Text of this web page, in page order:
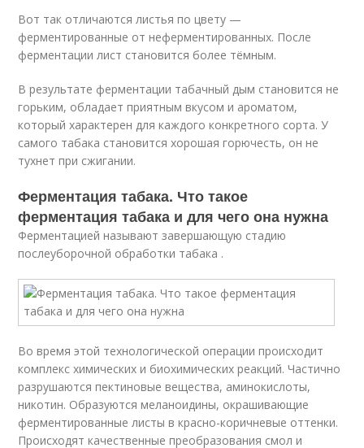
Вот так отличаются листья по цвету —
ферментированные от неферментированных. После
ферментации лист становится более тёмным.
В результате ферментации табачный дым становится не
горьким, обладает приятным вкусом и ароматом,
который характерен для каждого конкретного сорта. У
самого табака становится хорошая горючесть, он не
тухнет при сжигании.
Ферментация табака. Что такое
ферментация табака и для чего она нужна
Ферментацией называют завершающую стадию
послеуборочной обработки табака .
Во время этой технологической операции происходит
комплекс химических и биохимических реакций. Частично
разрушаются пектиновые вещества, аминокислоты,
никотин. Образуются меланоидины, окрашивающие
ферментированные листы в красно-коричневые оттенки.
Происходят качественные преобразования смол и